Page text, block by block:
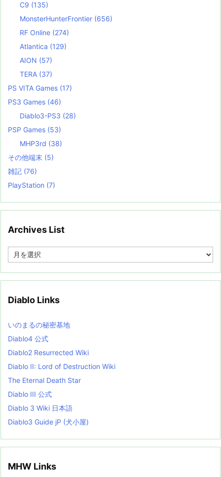
C9 (135)
MonsterHunterFrontier (656)
RF Online (274)
Atlantica (129)
AION (57)
TERA (37)
PS VITA Games (17)
PS3 Games (46)
Diablo3-PS3 (28)
PSP Games (53)
MHP3rd (38)
その他端末 (5)
雑記 (76)
PlayStation (7)
Archives List
e
i
s
t
Diablo Links
いのまるの秘密基地
Diablo4 公式
Diablo2 Resurrected Wiki
Diablo II: Lord of Destruction Wiki
The Eternal Death Star
Diablo III 公式
Diablo 3 Wiki 日本語
Diablo3 Guide jP (犬小屋)
MHW Links